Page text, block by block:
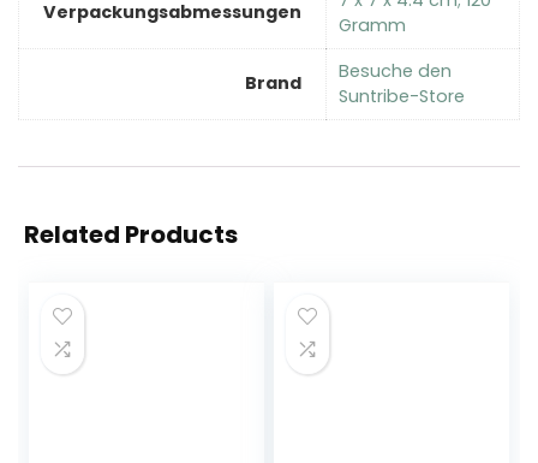
Verpackungsabmessungen
Gramm
Brand
Besuche den
Suntribe-Store
Related Products